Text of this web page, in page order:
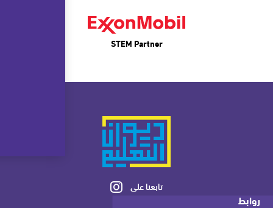
STEM Partner
تابعنا على
روابط